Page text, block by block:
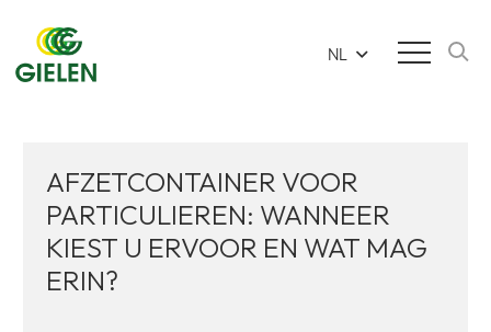
NL
AFZETCONTAINER VOOR
PARTICULIEREN: WANNEER
KIEST U ERVOOR EN WAT MAG
ERIN?